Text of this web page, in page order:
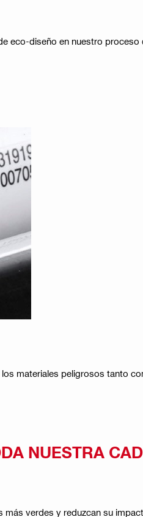
eco-diseño en nuestro
materiales peligrosos tanto
NUESTRA
verdes y reduzcan su